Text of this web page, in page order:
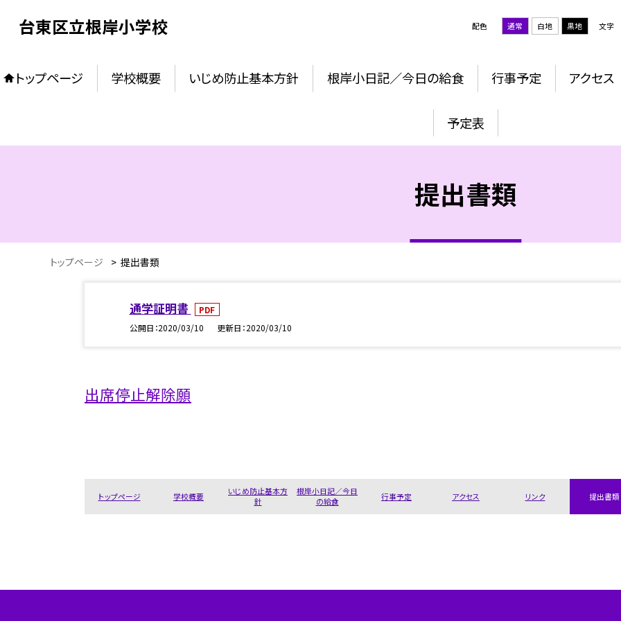
台東区立根岸小学校 配色 通常 白地 黒地 文字
トップページ 学校概要 いじめ防止基本方針 根岸小日記／今日の給食 行事予定 アクセス
予定表
提出書類
トップページ > 提出書類
通学証明書
PDF
公開日 2020/03/10 更新日 2020/03/10
出席停止解除願
トップページ 学校概要
いじめ防止基本方
針
根岸小日記／今日
の給食
行事予定 アクセス リンク 提出書類